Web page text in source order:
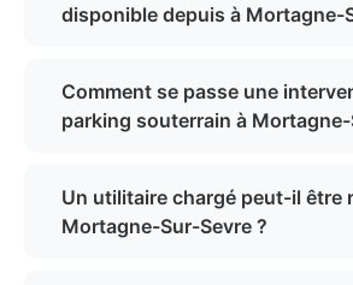
disponible depuis à Mortagne-
Comment se passe une
parking souterrain à Mortagne-
Un utilitaire chargé peut-il être
Mortagne-Sur-Sevre ?